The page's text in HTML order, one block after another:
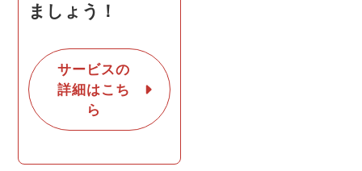
ましょう！
サービスの
詳細はこち
ら